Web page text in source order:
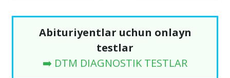
Abituriyentlar uchun onlayn
testlar
➡️ DTM DIAGNOSTIK TESTLAR